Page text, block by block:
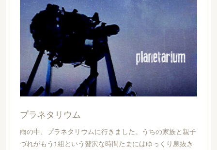
プラネタリウム
雨の中、プラネタリウムに行きました。うちの家族と親子
づれがもう1組という贅沢な時間たまにはゆっくり息抜き